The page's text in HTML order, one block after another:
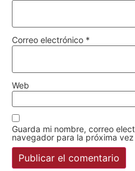
Correo electrónico *
Web
Guarda mi nombre, correo
navegador para la próxima